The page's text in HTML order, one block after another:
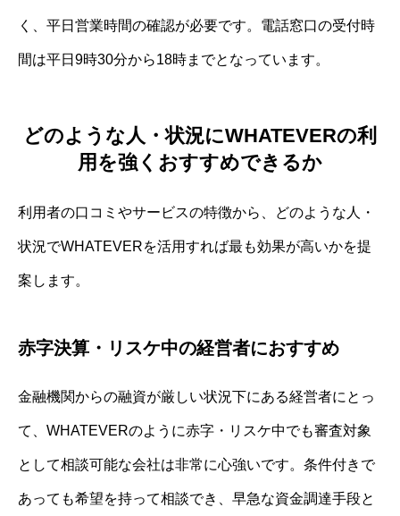
く、平日営業時間の確認が必要です。電話窓口の受付時
間は平日9時30分から18時までとなっています。
どのような人・状況にWHATEVERの利
用を強くおすすめできるか
利用者の口コミやサービスの特徴から、どのような人・
状況でWHATEVERを活用すれば最も効果が高いかを提
案します。
赤字決算・リスケ中の経営者におすすめ
金融機関からの融資が厳しい状況下にある経営者にとっ
て、WHATEVERのように赤字・リスケ中でも審査対象
として相談可能な会社は非常に心強いです。条件付きで
あっても希望を持って相談でき、早急な資金調達手段と